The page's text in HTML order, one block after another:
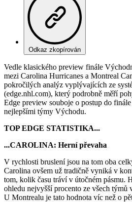
Odkaz zkopírován
Vedle klasického preview finále
mezi Carolina Hurricanes a Montreal
pokročilých analýz vyplývajících ze
(edge.nhl.com), který podrobně měří
Edge preview souboje o postup do
nejlepšími týmy Východu.
TOP EDGE STATISTIKA...
...CAROLINA: Herní převaha
V rychlosti bruslení jsou na tom oba
Carolina ovšem už tradičně vyniká v
tom, kolik času tráví v útočném pásmu.
ohledu nejvyšší procento ze všech
U Montrealu je tato hodnota víc než o